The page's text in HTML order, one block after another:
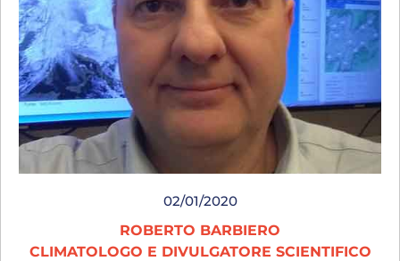
02/01/2020
ROBERTO BARBIERO
CLIMATOLOGO E DIVULGATORE SCIENTIFICO